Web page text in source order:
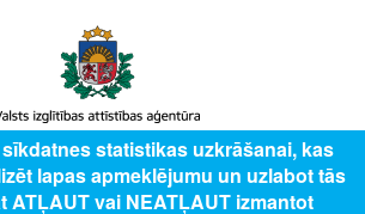
aģentūra, publicētā satura visas tiesības
aizsargātas.
statistikas uzkrāšanai, kas
lapas apmeklējumu un uzlabot tās
ATĻAUT vai NEATĻAUT izmantot